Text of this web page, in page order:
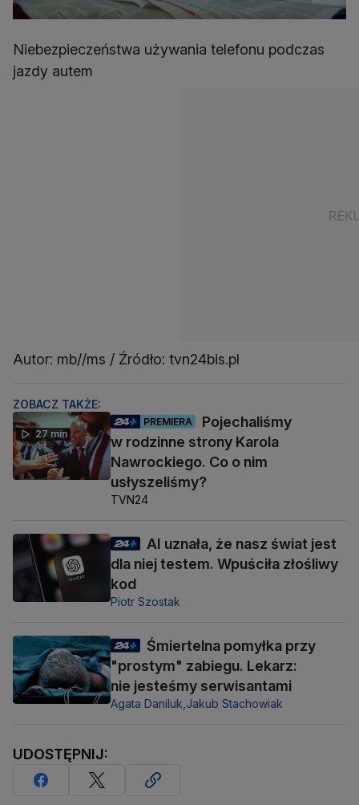
Niebezpieczeństwa używania telefonu podczas
jazdy autem
Autor: mb//ms / Źródło: tvn24bis.pl
ZOBACZ TAKŻE:
27 min
PREMIERA
Pojechaliśmy
w rodzinne strony Karola
Nawrockiego. Co o nim
usłyszeliśmy?
TVN24
AI uznała, że nasz świat jest
dla niej testem. Wpuściła złośliwy
kod
Piotr Szostak
Śmiertelna pomyłka przy
"prostym" zabiegu. Lekarz:
nie jesteśmy serwisantami
Agata Daniluk, Jakub Stachowiak
UDOSTĘPNIJ: